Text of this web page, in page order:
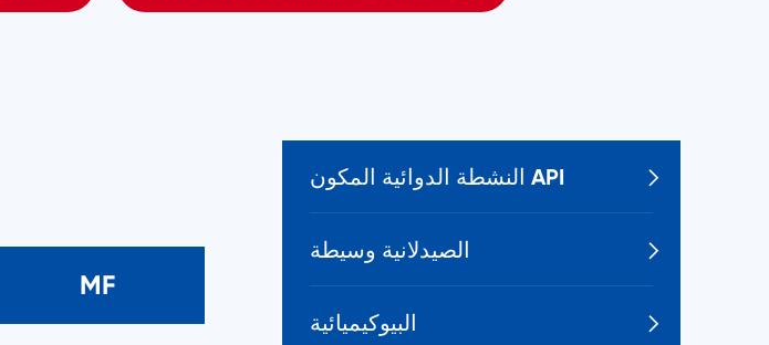
MF
النشطة الدوائية المكون API 
الصيدلانية وسيطة 
البيوكيميائية 